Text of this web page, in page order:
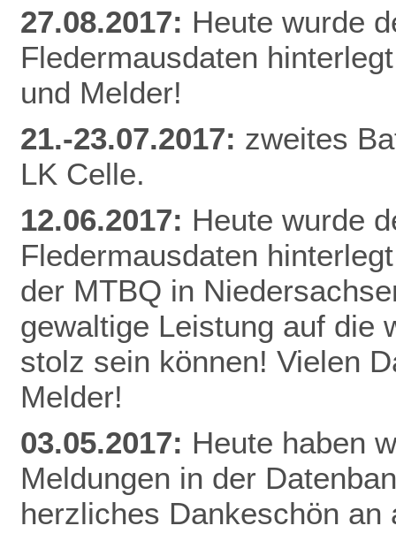
27.08.2017: Heute wurde
Fledermausdaten
und Melder!
21.-23.07.2017: zweites
LK Celle.
12.06.2017: Heute wurde
Fledermausdaten
der MTBQ in
gewaltige Leistung auf die
stolz sein können! Vielen
Melder!
03.05.2017: Heute haben
Meldungen in der
herzliches Dankeschön